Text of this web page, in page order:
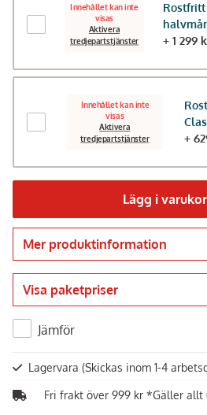
Innehållet kan inte
visas
Aktivera
tredjepartstjänster
+ 1 299
Innehållet kan inte
visas
Aktivera
tredjepartstjänster
+
Lägg i
Gå till
Mer produktinformation
Visa paketpriser
Jämför
Lagervara (Skickas inom 1-4
Fri frakt över 999 kr *Gäller